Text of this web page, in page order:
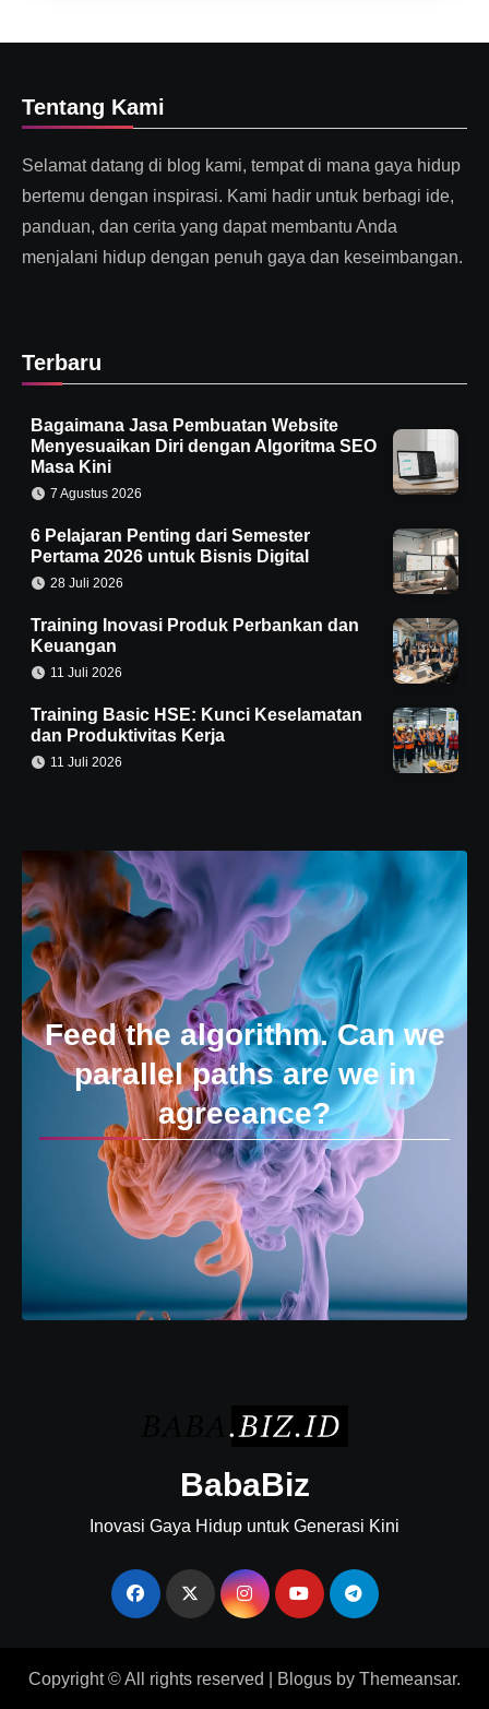
Tentang Kami
Selamat datang di blog kami, tempat di mana gaya hidup
bertemu dengan inspirasi. Kami hadir untuk berbagi ide,
panduan, dan cerita yang dapat membantu Anda
menjalani hidup dengan penuh gaya dan keseimbangan.
Terbaru
Bagaimana Jasa Pembuatan Website
Menyesuaikan Diri dengan Algoritma SEO
Masa Kini
7 Agustus 2026
6 Pelajaran Penting dari Semester
Pertama 2026 untuk Bisnis Digital
28 Juli 2026
Training Inovasi Produk Perbankan dan
Keuangan
11 Juli 2026
Training Basic HSE: Kunci Keselamatan
dan Produktivitas Kerja
11 Juli 2026
Feed the algorithm. Can we
parallel paths are we in
agreeance?
BabaBiz
Inovasi Gaya Hidup untuk Generasi Kini
Copyright © All rights reserved Blogus by Themeansar.